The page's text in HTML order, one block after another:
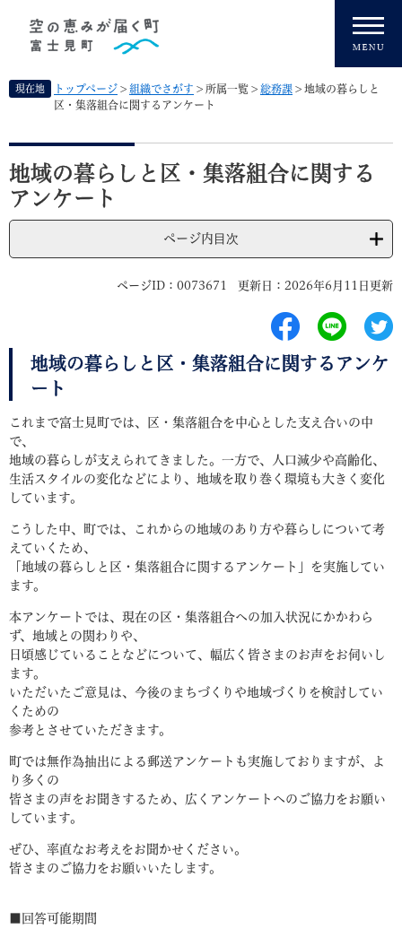
先
す
現在地 トップページ > 組織でさがす > 所属一覧 > 総務課 > 地域の暮らしと
区・集落組合に関するアンケート
本
文
地域の暮らしと区・集落組合に関する
アンケート
ページ内目次
ページID：0073671 更新日：2026年6月11日更新
地域の暮らしと区・集落組合に関するアンケ
ート
これまで富士見町では、区・集落組合を中心とした支え合いの中
で、
地域の暮らしが支えられてきました。一方で、人口減少や高齢化、
生活スタイルの変化などにより、地域を取り巻く環境も大きく変化
しています。
こうした中、町では、これからの地域のあり方や暮らしについて考
えていくため、
「地域の暮らしと区・集落組合に関するアンケート」を実施してい
ます。
本アンケートでは、現在の区・集落組合への加入状況にかかわら
ず、地域との関わりや、
日頃感じていることなどについて、幅広く皆さまのお声をお伺いし
ます。
いただいたご意見は、今後のまちづくりや地域づくりを検討してい
くための
参考とさせていただきます。
町では無作為抽出による郵送アンケートも実施しておりますが、よ
り多くの
皆さまの声をお聞きするため、広くアンケートへのご協力をお願い
しています。
ぜひ、率直なお考えをお聞かせください。
皆さまのご協力をお願いいたします。
■回答可能期間